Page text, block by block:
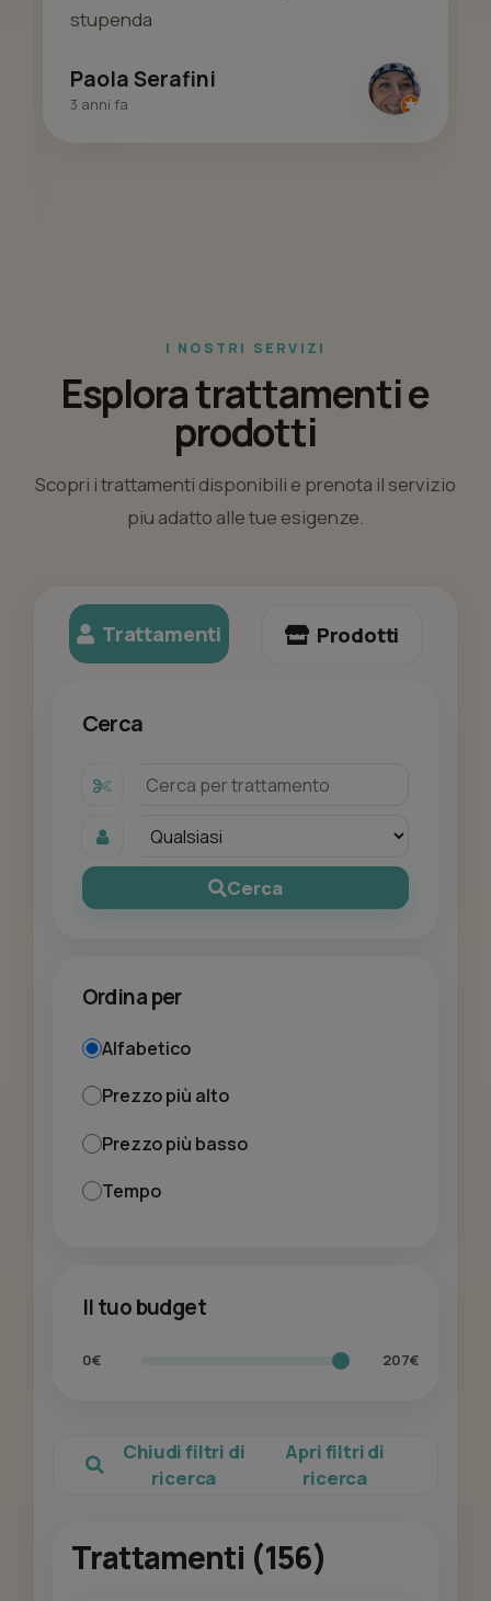
stupenda
Paola Serafini
3 anni fa
I NOSTRI SERVIZI
Esplora trattamenti e
prodotti
Scopri i trattamenti disponibili e prenota il servizio
piu adatto alle tue esigenze.
Trattamenti Prodotti
Cerca
Cerca
Ordina per
Alfabetico
Prezzo più alto
Prezzo più basso
Tempo
Il tuo budget
0€ 207€
Chiudi filtri di
ricerca
Apri filtri di
ricerca
Trattamenti (156)